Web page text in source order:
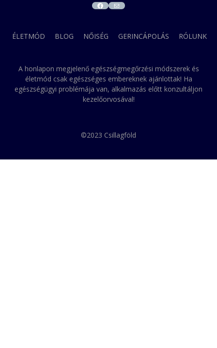
FACEBOOK
MAIL
ÉLETMÓD BLOG NŐISÉG GERINCÁPOLÁS RÓLUNK
A honlapon megjelenő egészségmegőrzési módszerek és
életmód csak egészséges embereknek ajánlottak! Ha
egészségügyi problémája van, alkalmazás előtt konzultáljon
kezelőorvosával!
©2023 Csillagföld